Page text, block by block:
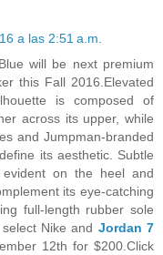
a las 2:51 a.m.
will be next premium
this Fall 2016.Elevated
is composed of
across its upper, while
and Jumpman-branded
its aesthetic. Subtle
on the heel and
its eye-catching
full-length rubber sole
Nike and Jordan 7
12th for $200.Click